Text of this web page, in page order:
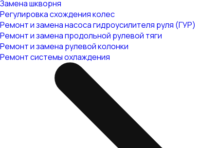
Замена шкворня
Регулировка схождения колес
Ремонт и замена насоса гидроусилителя руля (ГУР)
Ремонт и замена продольной рулевой тяги
Ремонт и замена рулевой колонки
Ремонт системы охлаждения